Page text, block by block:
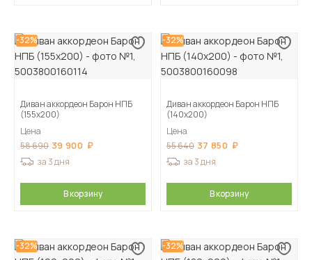
-32%
Диван аккордеон Барон НПБ
(155х200)
Цена
58 690 39 900
за 3 дня
В корзину
-32%
Диван аккордеон Барон НПБ
(140х200)
Цена
55 640 37 850
за 3 дня
В корзину
-32% -32%